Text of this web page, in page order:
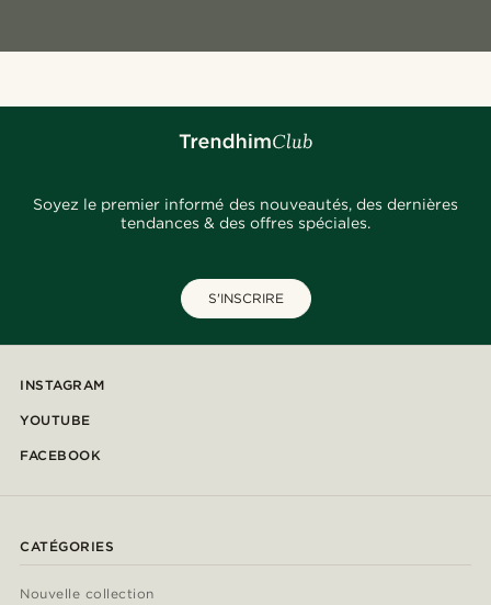
Soyez le premier informé des nouveautés, des dernières
tendances & des offres spéciales.
S'INSCRIRE
INSTAGRAM
YOUTUBE
FACEBOOK
CATÉGORIES
Nouvelle collection